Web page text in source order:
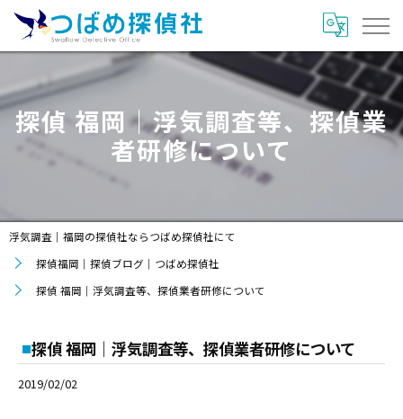
探偵 福岡｜浮気調査等、探偵業
者研修について
浮気調査｜福岡の探偵社ならつばめ探偵社にて
探偵福岡｜探偵ブログ｜つばめ探偵社
探偵 福岡｜浮気調査等、探偵業者研修について
探偵 福岡｜浮気調査等、探偵業者研修について
2019/02/02